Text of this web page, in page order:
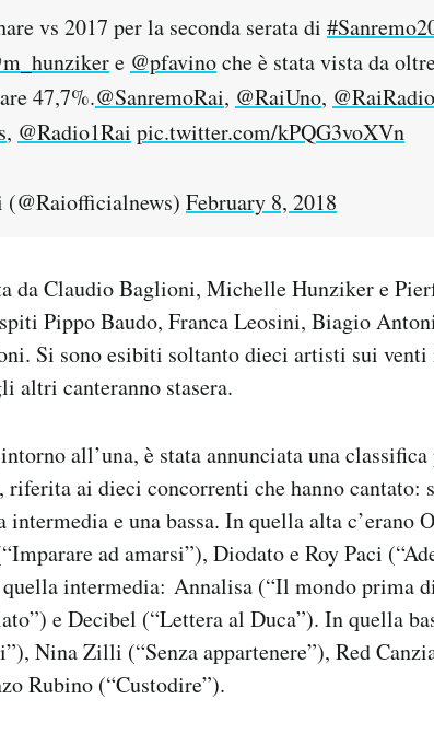
vs 2017 per la seconda serata di
e @pfavinoche è stata vista da
47,7%.@SanremoRai, @RaiUno,
, @Radio1Rai pic.twitter.com/kPQG3voXVn
February 8, 2018
da Claudio Baglioni, Michelle Hunziker e
Pippo Baudo, Franca Leosini, Biagio
Si sono esibiti soltanto dieci artisti sui
altri canteranno stasera.
all’una, è stata annunciata una
riferita ai dieci concorrenti che hanno cantato:
intermedia e una bassa. In quella alta c’erano
ad amarsi”), Diodato e Roy Paci
intermedia: Annalisa (“Il mondo prima
e Decibel (“Lettera al Duca”). In quella
Nina Zilli (“Senza appartenere”), Red
Rubino (“Custodire”).